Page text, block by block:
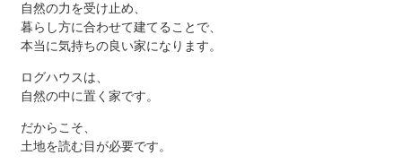
自然の力を受け止め、
暮らし方に合わせて建てることで、
本当に気持ちの良い家になります。
ログハウスは、
自然の中に置く家です。
だからこそ、
土地を読む目が必要です。